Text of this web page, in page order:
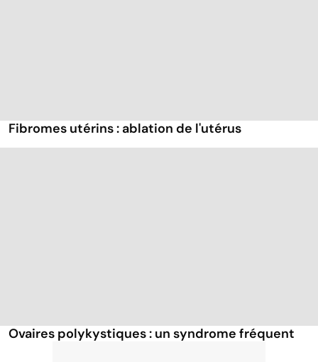
Fibromes utérins : ablation de l'utérus
Ovaires polykystiques : un syndrome fréquent